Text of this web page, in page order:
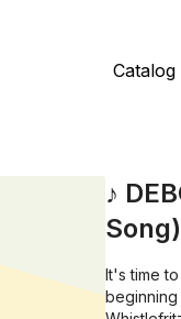
Catalog
♪
It's time
beginning